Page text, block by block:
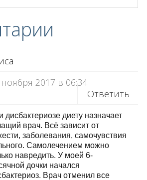
2017 в 06:34
Ответить
дисбактериозе диету назначает
врач. Всё зависит от
заболевания, самочувствия
Самолечением можно
навредить. У моей 6-
дочки начался
Врач отменил все